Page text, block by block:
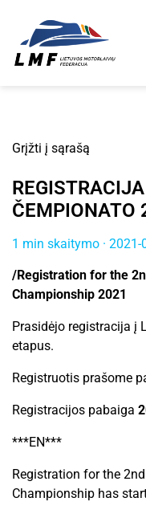
Grįžti į sąrašą
ČEMPIONATO
1 min skaitymo · 2021-
/Registration for the
Championship 2021
Prasidėjo registracija į
etapus.
Registruotis prašome
Registracijos pabaiga
***EN***
Registration for the
Championship has